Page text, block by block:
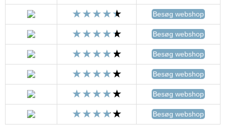
Besøg webshop
Besøg webshop
Besøg webshop
Besøg webshop
Besøg webshop
Besøg webshop